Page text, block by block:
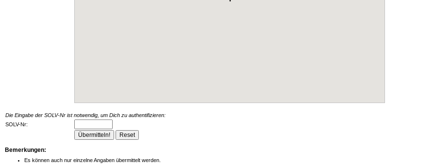
Die Eingabe der SOLV-Nr ist notwendig, um Dich zu authentifizieren:
SOLV-Nr:
Bemerkungen:
Es können auch nur einzelne Angaben übermittelt werden.